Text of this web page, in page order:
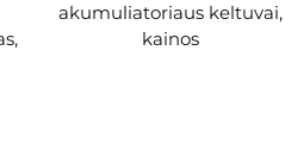
akumuliatoriaus keltuvai,
kainos